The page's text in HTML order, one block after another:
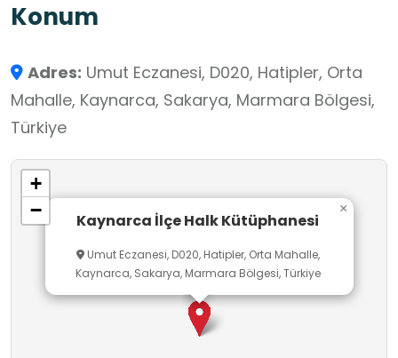
Konum
Adres: Umut Eczanesi, D020, Hatipler, Orta
Mahalle, Kaynarca, Sakarya, Marmara Bölgesi,
Türkiye
Kaynarca İlçe Halk Kütüphanesi
Umut Eczanesi, D020, Hatipler, Orta Mahalle,
Kaynarca, Sakarya, Marmara Bölgesi, Türkiye
×
+
−